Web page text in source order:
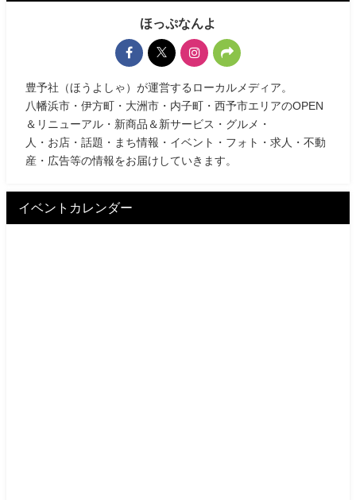
ほっぷなんよ
豊予社（ほうよしゃ）が運営するローカルメディア。
八幡浜市・伊方町・大洲市・内子町・西予市エリアのOPEN
＆リニューアル・新商品＆新サービス・グルメ・
人・お店・話題・まち情報・イベント・フォト・求人・不動
産・広告等の情報をお届けしていきます。
イベントカレンダー